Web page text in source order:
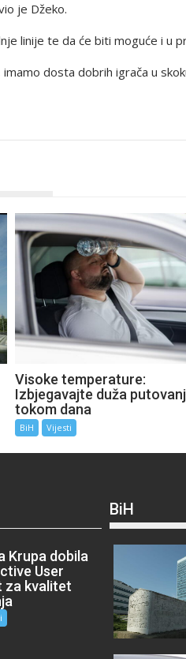
je Džeko.
linije te da će biti moguće i u
dosta dobrih igrača u
Visoke temperature:
Izbjegavajte duža
tokom dana
BiH Vijesti
Krupa dobila
User
za kvalitet
BiH